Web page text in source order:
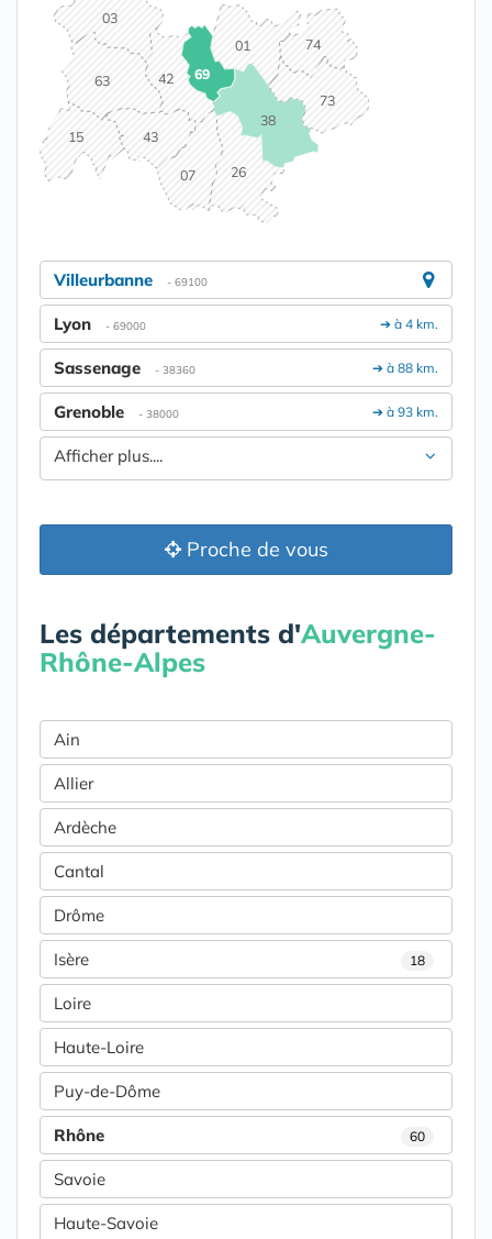
01
03
07
15
26
38
42
43
63
69
73
74
Villeurbanne - 69100
➔ à 4 km.
Lyon - 69000
➔ à 88 km.
Sassenage - 38360
➔ à 93 km.
Grenoble - 38000
Afficher plus....
Proche de vous
Les départements d'Auvergne-
Rhône-Alpes
Ain
Allier
Ardèche
Cantal
Drôme
Isère 18
Loire
Haute-Loire
Puy-de-Dôme
Rhône 60
Savoie
Haute-Savoie